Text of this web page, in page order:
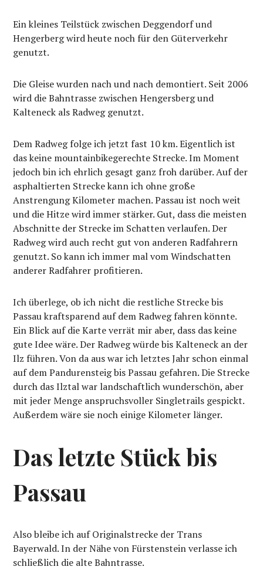
Ein kleines Teilstück zwischen Deggendorf und
Hengerberg wird heute noch für den Güterverkehr
genutzt.
Die Gleise wurden nach und nach demontiert. Seit 2006
wird die Bahntrasse zwischen Hengersberg und
Kalteneck als Radweg genutzt.
Dem Radweg folge ich jetzt fast 10 km. Eigentlich ist
das keine mountainbikegerechte Strecke. Im Moment
jedoch bin ich ehrlich gesagt ganz froh darüber. Auf der
asphaltierten Strecke kann ich ohne große
Anstrengung Kilometer machen. Passau ist noch weit
und die Hitze wird immer stärker. Gut, dass die meisten
Abschnitte der Strecke im Schatten verlaufen. Der
Radweg wird auch recht gut von anderen Radfahrern
genutzt. So kann ich immer mal vom Windschatten
anderer Radfahrer profitieren.
Ich überlege, ob ich nicht die restliche Strecke bis
Passau kraftsparend auf dem Radweg fahren könnte.
Ein Blick auf die Karte verrät mir aber, dass das keine
gute Idee wäre. Der Radweg würde bis Kalteneck an der
Ilz führen. Von da aus war ich letztes Jahr schon einmal
auf dem Pandurensteig bis Passau gefahren. Die Strecke
durch das Ilztal war landschaftlich wunderschön, aber
mit jeder Menge anspruchsvoller Singletrails gespickt.
Außerdem wäre sie noch einige Kilometer länger.
Das letzte Stück bis
Passau
Also bleibe ich auf Originalstrecke der Trans
Bayerwald. In der Nähe von Fürstenstein verlasse ich
schließlich die alte Bahntrasse.